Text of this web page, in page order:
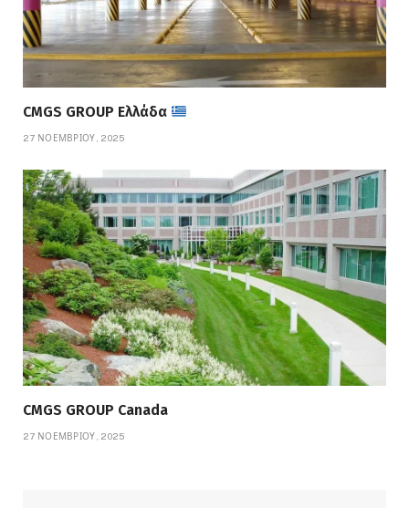
CMGS GROUP Ελλάδα
27 ΝΟΕΜΒΡΊΟΥ, 2025
CMGS GROUP Canada
27 ΝΟΕΜΒΡΊΟΥ, 2025